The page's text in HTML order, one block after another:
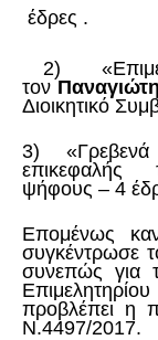
έδρες .
2)
τον
Διοικητικό
3)
επικεφαλής
ψήφους – 4
Επομένως
συγκέντρωσε
συνεπώς για
προβλέπει η
Ν.4497/2017.